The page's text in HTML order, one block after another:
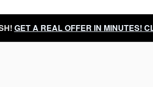
GET A REAL OFFER IN MINUTES!